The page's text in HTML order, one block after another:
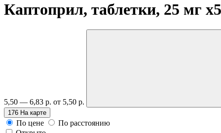
Каптоприл, таблетки, 25 мг
5,50 — 6,83 р. от 5,50 р.
176 На карте
По цене
По расстоянию